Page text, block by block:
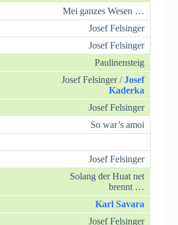
Mei ganzes Wesen …
Josef Felsinger
Josef Felsinger
Paulinensteig
Josef Felsinger /Josef
Kaderka
Josef Felsinger
So war’s amoi
Josef Felsinger
Solang der Huat net
brennt …
Karl Savara
Josef Felsinger